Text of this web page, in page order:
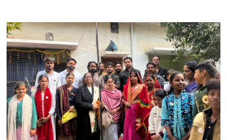
b
o
o
k
d
o
n
e
प्रतिक्रिया:
आयकर
कानून
और
जीएसटी
ट्रिब्यूनल
का
सुदृढ़ीकरण
विवादों
को
कम
करेगा-